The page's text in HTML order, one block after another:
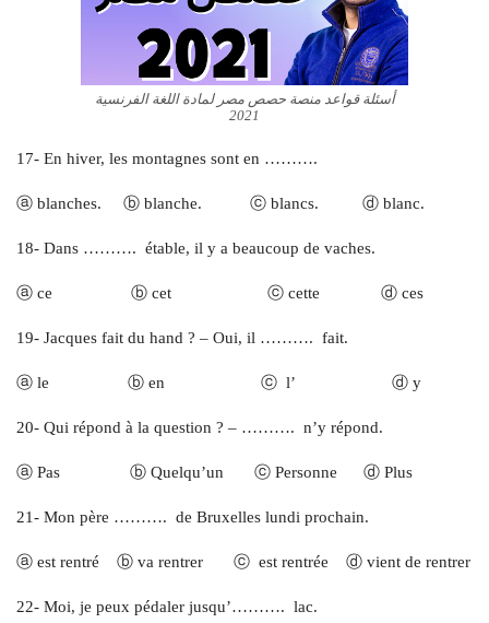
أسئلة قواعد منصة حصص مصر لمادة اللغة الفرنسية
2021
17- En hiver, les montagnes sont en ……….
ⓐ blanches. ⓑ blanche. ⓒ blancs. ⓓ blanc.
18- Dans ………. étable, il y a beaucoup de vaches.
ⓐ ce ⓑ cet ⓒ cette ⓓ ces
19- Jacques fait du hand ? – Oui, il ………. fait.
ⓐ le ⓑ en ⓒ l’ ⓓ y
20- Qui répond à la question ? – ………. n’y répond.
ⓐ Pas ⓑ Quelqu’un ⓒ Personne ⓓ Plus
21- Mon père ………. de Bruxelles lundi prochain.
ⓐ est rentré ⓑ va rentrer ⓒ est rentrée ⓓ vient de rentrer
22- Moi, je peux pédaler jusqu’………. lac.